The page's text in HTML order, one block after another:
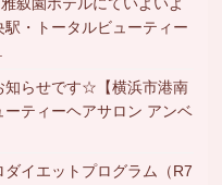
叙園ホテルにていよいよ
・トータルビューティー
知らせです☆【横浜市港南
ティーヘアサロン アンベ
イエットプログラム（R7